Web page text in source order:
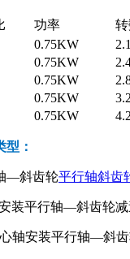
功率
0.75KW
0.75KW
0.75KW
0.75KW
0.75KW
型：
—斜齿轮平行轴斜齿
装平行轴—斜齿轮
轴安装平行轴—斜